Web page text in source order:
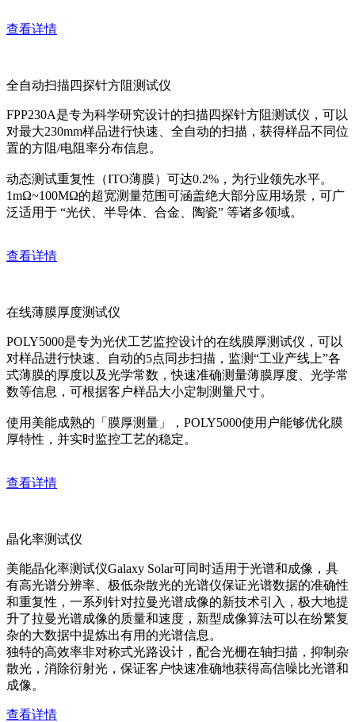
查看详情
全自动扫描四探针方阻测试仪
FPP230A是专为科学研究设计的扫描四探针方阻测试仪，可以
对最大230mm样品进行快速、全自动的扫描，获得样品不同位
置的方阻/电阻率分布信息。
动态测试重复性（ITO薄膜）可达0.2%，为行业领先水平。
1mΩ~100MΩ的超宽测量范围可涵盖绝大部分应用场景，可广
泛适用于 “光伏、半导体、合金、陶瓷” 等诸多领域。
查看详情
在线薄膜厚度测试仪
POLY5000是专为光伏工艺监控设计的在线膜厚测试仪，可以
对样品进行快速、自动的5点同步扫描，监测“工业产线上”各
式薄膜的厚度以及光学常数，快速准确测量薄膜厚度、光学常
数等信息，可根据客户样品大小定制测量尺寸。
使用美能成熟的「膜厚测量」，POLY5000使用户能够优化膜
厚特性，并实时监控工艺的稳定。
查看详情
晶化率测试仪
美能晶化率测试仪Galaxy Solar可同时适用于光谱和成像，具
有高光谱分辨率、极低杂散光的光谱仪保证光谱数据的准确性
和重复性，一系列针对拉曼光谱成像的新技术引入，极大地提
升了拉曼光谱成像的质量和速度，新型成像算法可以在纷繁复
杂的大数据中提炼出有用的光谱信息。
独特的高效率非对称式光路设计，配合光栅在轴扫描，抑制杂
散光，消除衍射光，保证客户快速准确地获得高信噪比光谱和
成像。
查看详情